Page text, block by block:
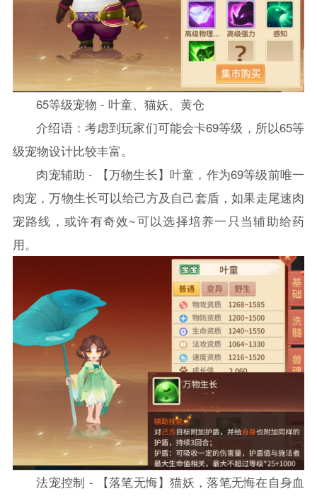
65等级宠物 - 叶童、猫妖、黄仓
介绍语：考虑到玩家们可能会卡69等级，所以65等
级宠物设计比较丰富。
肉宠辅助 - 【万物生长】叶童，作为69等级前唯一
肉宠，万物生长可以给己方及自己套盾，如果走尾速肉
宠路线，或许有奇效~可以选择培养一只当辅助给药
用。
法宠控制 - 【落笔无悔】猫妖，落笔无悔在自身血